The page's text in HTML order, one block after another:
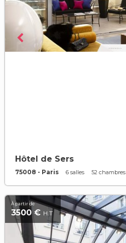
Hôtel de Sers
75008 - Paris 6 salles 52 chambres
À partir de
3500 € H.T